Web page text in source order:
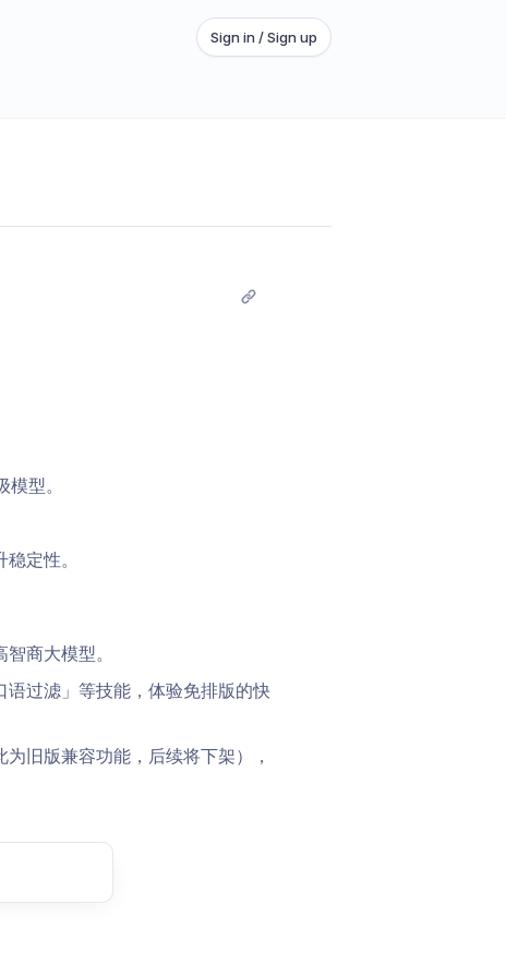
Sign in / Sign up
型。
定性。
商大模型。
过滤」等技能，体验免排版的快
旧版兼容功能，后续将下架），